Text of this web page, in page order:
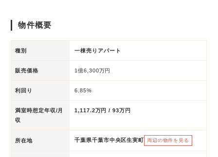
物件概要
種別 一棟売りアパート
販売価格 1億6,300万円
利回り 6.85%
満室時想定年収/月
収
1,117.2万円 / 93万円
所在地 千葉県千葉市中央区生実町 周辺の物件を見る